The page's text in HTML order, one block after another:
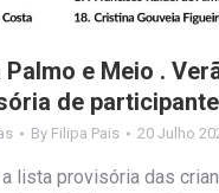
e Meio .
de
By Filipa Pais 20 Julho
lista provisória das